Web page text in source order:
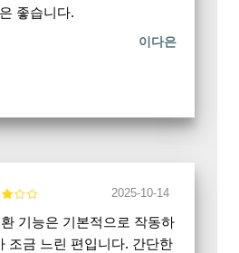
은 좋습니다.
이다은
2025-10-14
기능은 기본적으로 작동하
조금 느린 편입니다. 간단한